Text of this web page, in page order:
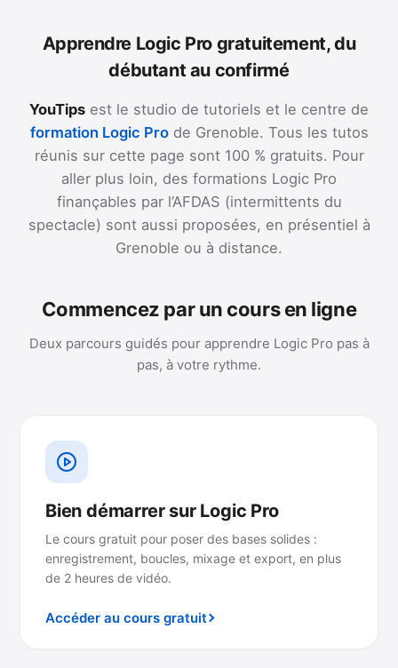
Apprendre Logic Pro gratuitement, du
débutant au confirmé
YouTips est le studio de tutoriels et le centre de
formation Logic Prode Grenoble. Tous les tutos
réunis sur cette page sont 100 % gratuits. Pour
aller plus loin, des formations Logic Pro
finançables par l’AFDAS (intermittents du
spectacle) sont aussi proposées, en présentiel à
Grenoble ou à distance.
Commencez par un cours en ligne
Deux parcours guidés pour apprendre Logic Pro pas à
pas, à votre rythme.
Bien démarrer sur Logic Pro
Le cours gratuit pour poser des bases solides :
enregistrement, boucles, mixage et export, en plus
de 2 heures de vidéo.
Accéder au cours gratuit